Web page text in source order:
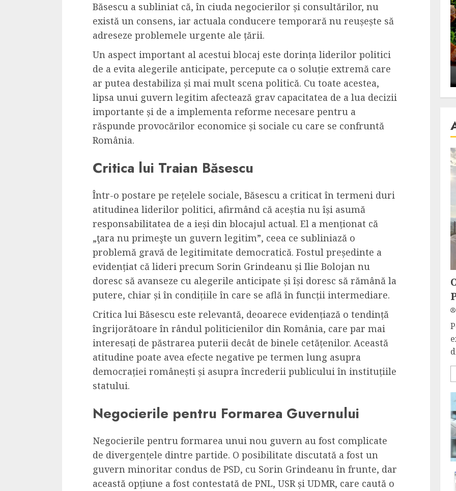
Băsescu a subliniat că, în ciuda negocierilor și consultărilor, nu
există un consens, iar actuala conducere temporară nu reușește să
adreseze problemele urgente ale țării.
Un aspect important al acestui blocaj este dorința liderilor politici
de a evita alegerile anticipate, percepute ca o soluție extremă care
ar putea destabiliza și mai mult scena politică. Cu toate acestea,
lipsa unui guvern legitim afectează grav capacitatea de a lua decizii
importante și de a implementa reforme necesare pentru a
răspunde provocărilor economice și sociale cu care se confruntă
România.
Critica lui Traian Băsescu
Într-o postare pe rețelele sociale, Băsescu a criticat în termeni duri
atitudinea liderilor politici, afirmând că aceștia nu își asumă
responsabilitatea de a ieși din blocajul actual. El a menționat că
„ţara nu primeşte un guvern legitim”, ceea ce subliniază o
problemă gravă de legitimitate democratică. Fostul președinte a
evidențiat că lideri precum Sorin Grindeanu și Ilie Bolojan nu
doresc să avanseze cu alegerile anticipate și își doresc să rămână la
putere, chiar și în condițiile în care se află în funcții intermediare.
Critica lui Băsescu este relevantă, deoarece evidențiază o tendință
îngrijorătoare în rândul politicienilor din România, care par mai
interesați de păstrarea puterii decât de binele cetățenilor. Această
atitudine poate avea efecte negative pe termen lung asupra
democrației românești și asupra încrederii publicului în instituțiile
statului.
Negocierile pentru Formarea Guvernului
Negocierile pentru formarea unui nou guvern au fost complicate
de divergențele dintre partide. O posibilitate discutată a fost un
guvern minoritar condus de PSD, cu Sorin Grindeanu în frunte, dar
această opțiune a fost contestată de PNL, USR și UDMR, care caută o
Bucatar de ocazie
cu piept de curcan
ALEXANDRU S. MAY 24, 2023
Bucatar de ocazie
incontestabila
ALEXANDRU S. NOVEMBER 29, 2023